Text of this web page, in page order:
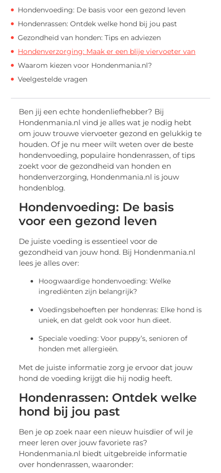
Hondenvoeding: De basis voor een gezond leven
Hondenrassen: Ontdek welke hond bij jou past
Gezondheid van honden: Tips en adviezen
Hondenverzorging: Maak er een blije viervoeter van
Waarom kiezen voor Hondenmania.nl?
Veelgestelde vragen
Ben jij een echte hondenliefhebber? Bij
Hondenmania.nl vind je alles wat je nodig hebt
om jouw trouwe viervoeter gezond en gelukkig te
houden. Of je nu meer wilt weten over de beste
hondenvoeding, populaire hondenrassen, of tips
zoekt voor de gezondheid van honden en
hondenverzorging, Hondenmania.nl is jouw
hondenblog.
Hondenvoeding: De basis
voor een gezond leven
De juiste voeding is essentieel voor de
gezondheid van jouw hond. Bij Hondenmania.nl
lees je alles over:
Hoogwaardige hondenvoeding: Welke
ingrediënten zijn belangrijk?
Voedingsbehoeften per hondenras: Elke hond is
uniek, en dat geldt ook voor hun dieet.
Speciale voeding: Voor puppy’s, senioren of
honden met allergieën.
Met de juiste informatie zorg je ervoor dat jouw
hond de voeding krijgt die hij nodig heeft.
Hondenrassen: Ontdek welke
hond bij jou past
Ben je op zoek naar een nieuw huisdier of wil je
meer leren over jouw favoriete ras?
Hondenmania.nl biedt uitgebreide informatie
over hondenrassen, waaronder: